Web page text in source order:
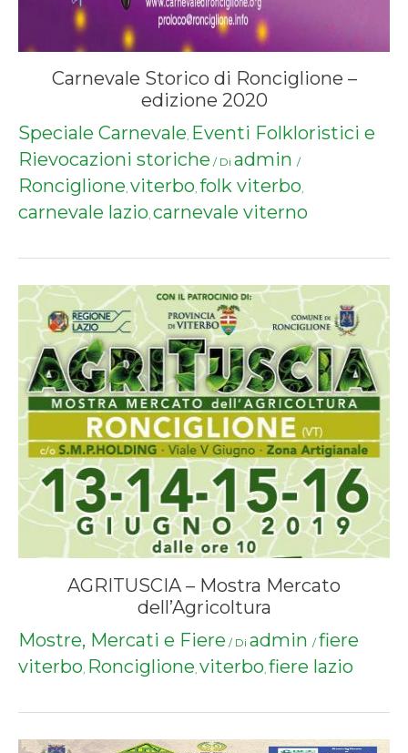
Carnevale Storico di Ronciglione –
edizione 2020
Speciale Carnevale, Eventi Folkloristici e
Rievocazioni storiche / Di admin /
Ronciglione, viterbo, folk viterbo,
carnevale lazio, carnevale viterno
AGRITUSCIA – Mostra Mercato
dell’Agricoltura
Mostre, Mercati e Fiere / Di admin /fiere
viterbo, Ronciglione, viterbo, fiere lazio